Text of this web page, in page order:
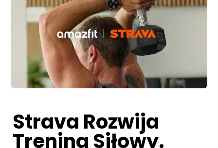
Strava Rozwija
Trening Siłowy.